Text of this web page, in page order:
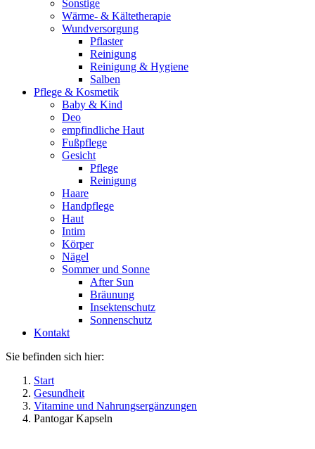
Sonstige
Wärme- & Kältetherapie
Wundversorgung
Pflaster
Reinigung
Reinigung & Hygiene
Salben
Pflege & Kosmetik
Baby & Kind
Deo
empfindliche Haut
Fußpflege
Gesicht
Pflege
Reinigung
Haare
Handpflege
Haut
Intim
Körper
Nägel
Sommer und Sonne
After Sun
Bräunung
Insektenschutz
Sonnenschutz
Kontakt
Sie befinden sich hier:
Start
Gesundheit
Vitamine und Nahrungsergänzungen
Pantogar Kapseln